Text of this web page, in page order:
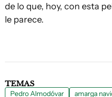
de lo que, hoy, con esta
le parece.
TEMAS
Pedro Almodóvar amarga